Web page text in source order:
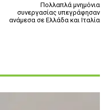
Πολλαπλά μνημόνια
συνεργασίας υπεγράφησαν
ανάμεσα σε Ελλάδα και Ιταλία